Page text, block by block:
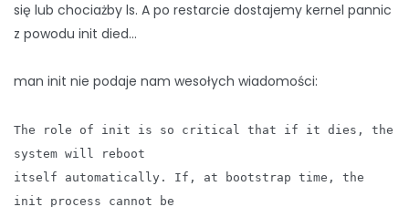
się lub chociażby ls. A po restarcie dostajemy kernel pannic
z powodu init died…
man init nie podaje nam wesołych wiadomości:
The role of init is so critical that if it dies, the
system will reboot
itself automatically. If, at bootstrap time, the
init process cannot be